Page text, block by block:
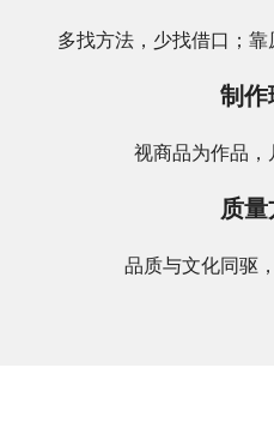
多找方法，少找借口；靠
制作
视商品为作品，
质
品质与文化同驱